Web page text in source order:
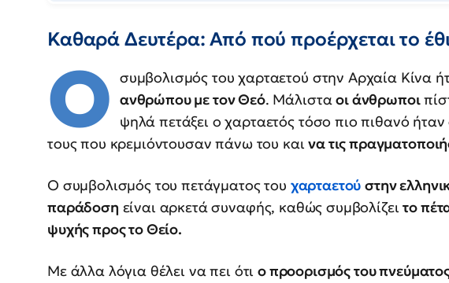
Καθαρά Δευτέρα: Από πού προέρχεται το
Ο συμβολισμός του χαρταετού στην Αρχαία Κίνα
ανθρώπου με τον Θεό. Μάλισταοι άνθρωποι
ψηλά πετάξει ο χαρταετός τόσο πιο πιθανό ήταν
τους που κρεμιόντουσαν πάνω του καινα τις
Ο συμβολισμός του πετάγματος του χαρταετού στην
παράδοση είναι αρκετά συναφής, καθώς συμβολίζειτο
ψυχής προς το Θείο.
Με άλλα λόγια θέλει να πει ότιο προορισμός του